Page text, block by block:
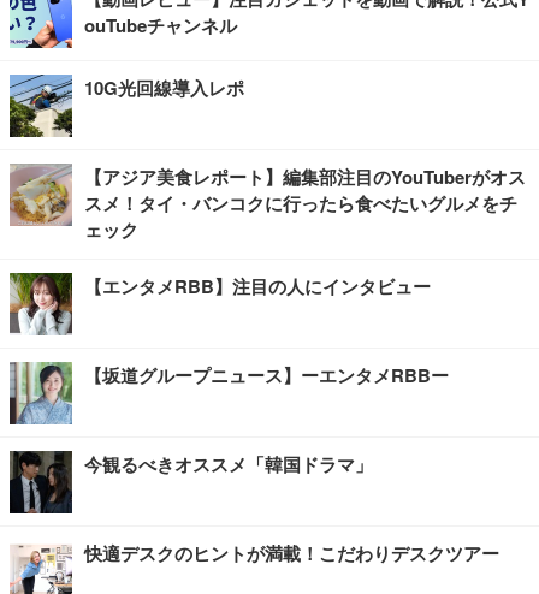
ouTubeチャンネル
10G光回線導入レポ
【アジア美食レポート】編集部注目のYouTuberがオス
スメ！タイ・バンコクに行ったら食べたいグルメをチ
ェック
【エンタメRBB】注目の人にインタビュー
【坂道グループニュース】ーエンタメRBBー
今観るべきオススメ「韓国ドラマ」
快適デスクのヒントが満載！こだわりデスクツアー